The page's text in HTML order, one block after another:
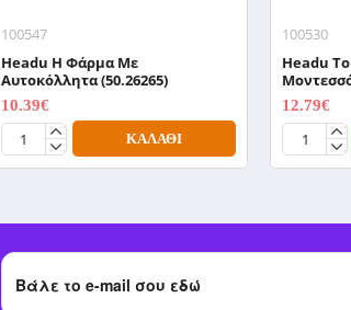
100547
Headu H Φάρμα Με
Αυτοκόλλητα (50.26265)
10.39€
ΚΑΛΆΘΙ
100530
Headu
12.79€